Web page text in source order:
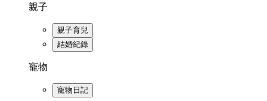
親子
親子育兒
結婚紀錄
寵物
寵物日記